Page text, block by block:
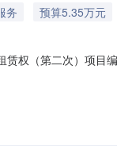
务
预算5.35万元
赁权（第二次）项目